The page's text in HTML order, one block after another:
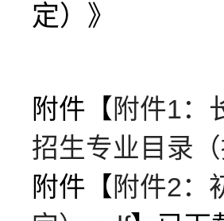
定）》
附件【 附件1：
招生专业目录
附件【 附件2：